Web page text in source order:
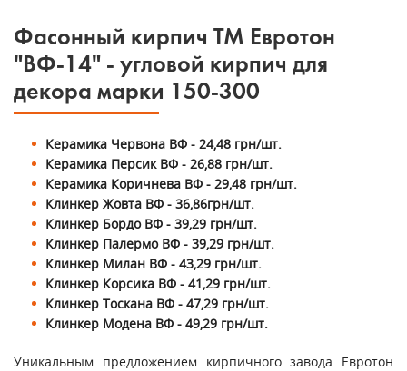
Фасонный кирпич ТМ Евротон
"ВФ-14" - угловой кирпич для
декора марки 150-300
Керамика Червона ВФ - 24,48 грн/шт.
Керамика Персик ВФ - 26,88 грн/шт.
Керамика Коричнева ВФ - 29,48 грн/шт.
Клинкер Жовта ВФ - 36,86грн/шт.
Клинкер Бордо ВФ - 39,29 грн/шт.
Клинкер Палермо ВФ - 39,29 грн/шт.
Клинкер Милан ВФ - 43,29 грн/шт.
Клинкер Корсика ВФ - 41,29 грн/шт.
Клинкер Тоскана ВФ - 47,29 грн/шт.
Клинкер Модена ВФ - 49,29 грн/шт.
Уникальным предложением кирпичного завода Евротон